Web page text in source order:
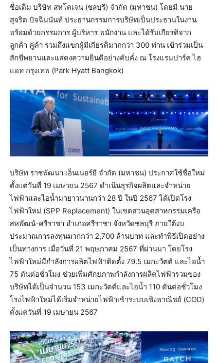
ชื่อเดิม บริษัท สหโคเจน (ชลบุรี) จำกัด (มหาชน) โดยมี นาย
สุจริต ปัจฉิมนันท์ ประธานกรรมการบริษัทเป็นประธานในงาน
พร้อมด้วยกรรมการ ผู้บริหาร พนักงาน และได้รับเกียรติจาก
ลูกค้า คู่ค้า รวมถึงแขกผู้มีเกียรติมากกว่า 300 ท่าน เข้าร่วมเป็น
สักขีพยานและแสดงความยินดีอย่างคับคั่ง ณ โรงแรมปาร์ค ไฮ
แอท กรุงเทพ (Park Hyatt Bangkok)
บริษัท ราชพัฒนา เอ็นเนอร์ยี จำกัด (มหาชน) ประกาศใช้ชื่อใหม่
ตั้งแต่วันที่ 19 เมษายน 2567 ดำเนินธุรกิจผลิตและจำหน่าย
ไฟฟ้าและไอน้ำมายาวนานกว่า 28 ปี ในปี 2567 ได้เปิดโรง
ไฟฟ้าใหม่ (SPP Replacement) ในเขตสวนอุตสาหกรรมเครือ
สหพัฒน์-ศรีราชา อำเภอศรีราชา จังหวัดชลบุรี ภายใต้งบ
ประมาณการลงทุนมากกว่า 2,700 ล้านบาท และทำพิธีเปิดอย่าง
เป็นทางการ เมื่อวันที่ 21 พฤษภาคม 2567 ที่ผ่านมา โดยโรง
ไฟฟ้าใหม่มีกำลังการผลิตไฟฟ้าติดตั้ง 79.5 เมกะวัตต์ และไอน้ำ
75 ตันต่อชั่วโมง ช่วยเพิ่มศักยภาพกำลังการผลิตไฟฟ้ารวมของ
บริษัทได้เป็นจำนวน 153 เมกะวัตต์และไอน้ำ 110 ตันต่อชั่วโมง
โรงไฟฟ้าใหม่ได้เริ่มจำหน่ายไฟฟ้าเข้าระบบเชิงพาณิชย์ (COD)
ตั้งแต่วันที่ 19 เมษายน 2567